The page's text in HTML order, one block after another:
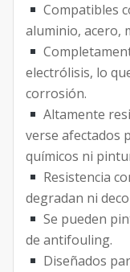
Compatibles
aluminio, acero,
electrólisis, lo
corrosión.
Altamente
verse afectados
químicos ni
Resistencia
degradan ni
Se pueden
de antifouling.
Diseñados